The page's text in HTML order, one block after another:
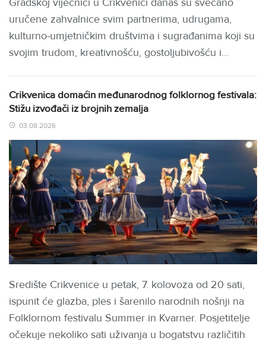
uručene zahvalnice svim partnerima, udrugama,
kulturno-umjetničkim društvima i sugrađanima koji su
svojim trudom, kreativnošću, gostoljubivošću i…
Crikvenica domaćin međunarodnog folklornog festivala:
Stižu izvođači iz brojnih zemalja
03.08.2026
Središte Crikvenice u petak, 7. kolovoza od 20 sati,
ispunit će glazba, ples i šarenilo narodnih nošnji na
Folklornom festivalu Summer in Kvarner. Posjetitelje
očekuje nekoliko sati uživanja u bogatstvu različitih